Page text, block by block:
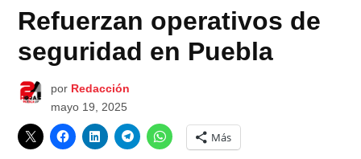
Refuerzan operativos de
seguridad en Puebla
por Redacción
mayo 19, 2025
Más